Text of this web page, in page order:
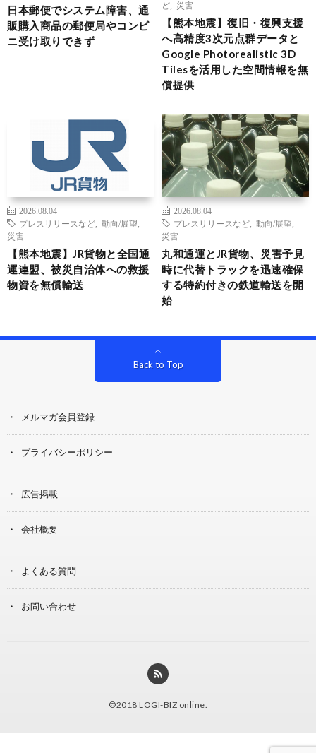
日本郵便でシステム障害、通
販購入商品の郵便局やコンビ
ニ受け取りできず
ど
災害
【熊本地震】復旧・復興支援
へ高精度3次元点群データと
Google Photorealistic 3D
Tilesを活用した空間情報を無
償提供
2026.08.04
プレスリリースなど
動向/展望
災害
【熊本地震】JR貨物と全国通
運連盟、被災自治体への救援
物資を無償輸送
2026.08.04
プレスリリースなど
動向/展望
災害
丸和通運とJR貨物、災害予見
時に代替トラックを迅速確保
する特約付きの鉄道輸送を開
始
Back to Top
メルマガ会員登録
プライバシーポリシー
広告掲載
会社概要
よくある質問
お問い合わせ
©2018 LOGI-BIZ online